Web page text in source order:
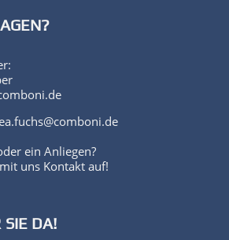
ein Anliegen?
uns Kontakt auf!
SIE DA!